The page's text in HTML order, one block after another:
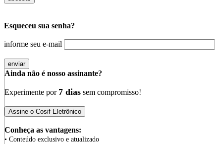
Esqueceu sua senha?
informe seu e-mail
Ainda não é nosso assinante?
Experimente por 7 dias sem compromisso!
Conheça as vantagens:
• Conteúdo exclusivo e atualizado